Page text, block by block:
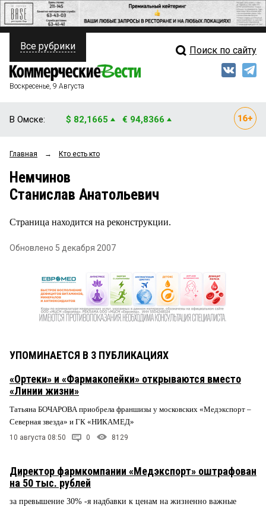
ПОЛИТИКА
ФИНАНСЫ
ОБЩЕСТВО
ЗАКОН
Свежий выпуск
Все рубрики Поиск по сайту
Воскресенье, 9 Августа
В Омске: $ 82,1665 € 94,8366
Главная → Кто есть кто
Немчинов
Станислав Анатольевич
Страница находится на реконструкции.
Обновлено 5 декабря 2007
УПОМИНАЕТСЯ В 3 ПУБЛИКАЦИЯХ
«Ортеки» и «Фармакопейки» открываются вместо
«Линии жизни»
Татьяна БОЧАРОВА приобрела франшизы у московских «Медэкспорт –
Северная звезда» и ГК «НИКАМЕД»
10 августа 08:50 0 8129
Директор фармкомпании «Медэкспорт» оштрафован
на 50 тыс. рублей
за превышение 30% -я надбавки к ценам на жизненно важные